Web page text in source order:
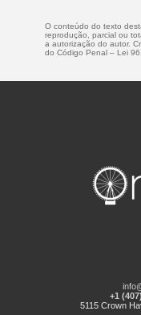
O conteúdo do texto
reprodução, parcial ou
a autorização do autor.
do Código Penal – Lei
+1
5115 Crown